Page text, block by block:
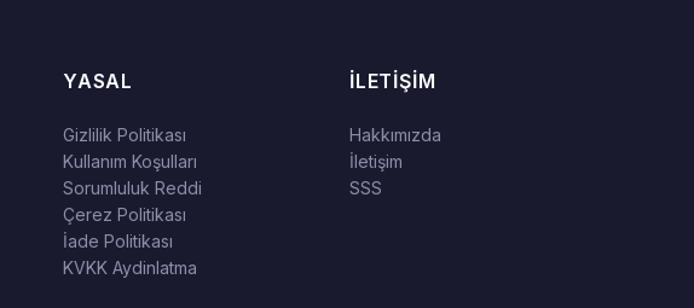
YASAL
Gizlilik Politikası
Kullanım Koşulları
Sorumluluk Reddi
Çerez Politikası
İade Politikası
KVKK Aydinlatma
İLETIŞIM
Hakkımızda
İletişim
SSS